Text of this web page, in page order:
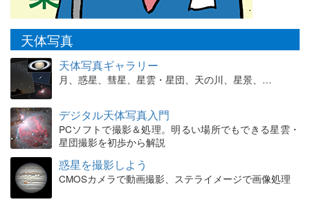
天体写真
天体写真ギャラリー
月、惑星、彗星、星雲・星団、天の川、星景、…
デジタル天体写真入門
PCソフトで撮影＆処理。明るい場所でもできる星雲・
星団撮影を初歩から解説
惑星を撮影しよう
CMOSカメラで動画撮影、ステライメージで画像処理